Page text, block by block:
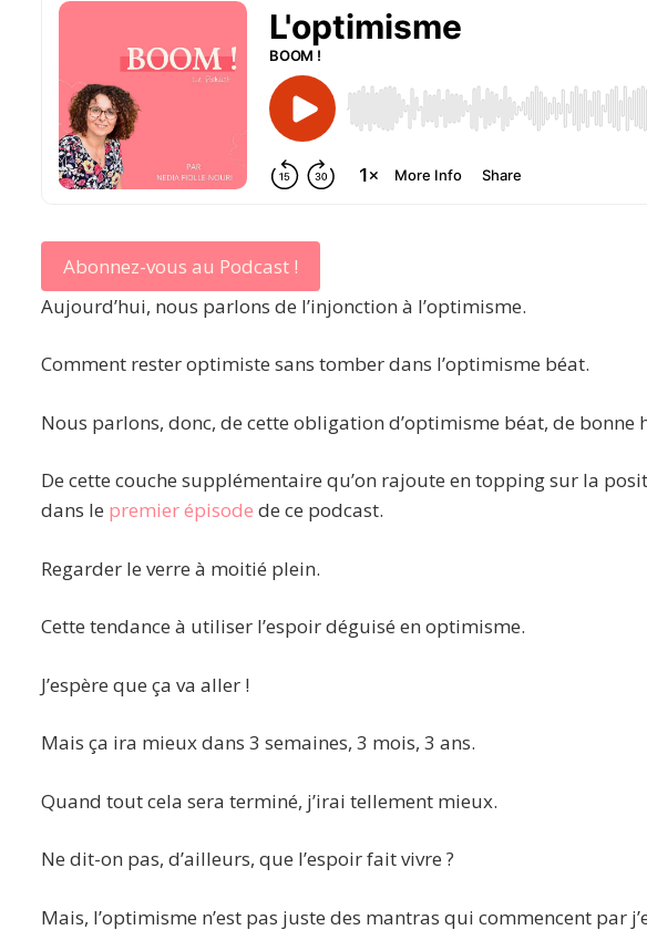
Abonnez-vous au Podcast !
Aujourd’hui, nous parlons de l’injonction à l’optimisme.
Comment rester optimiste sans tomber dans l’optimisme béat.
Nous parlons, donc, de cette obligation d’optimisme béat, de bonne
De cette couche supplémentaire qu’on rajoute en topping sur la
dans le premier épisode de ce podcast.
Regarder le verre à moitié plein.
Cette tendance à utiliser l’espoir déguisé en optimisme.
J’espère que ça va aller !
Mais ça ira mieux dans 3 semaines, 3 mois, 3 ans.
Quand tout cela sera terminé, j’irai tellement mieux.
Ne dit-on pas, d’ailleurs, que l’espoir fait vivre ?
Mais, l’optimisme n’est pas juste des mantras qui commencent par